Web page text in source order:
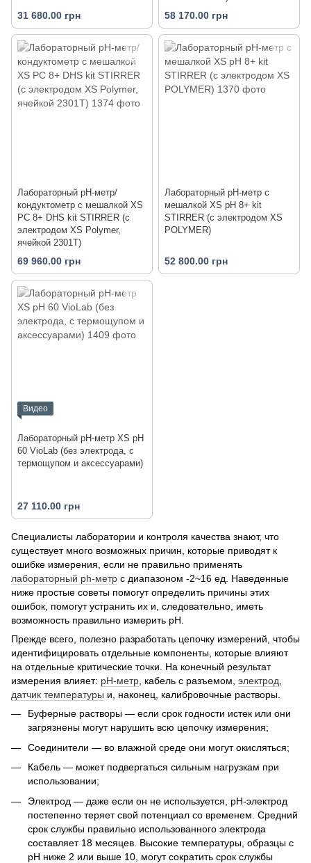
31 680.00 грн 58 170.00 грн
Лабораторный pH-метр/
кондуктометр с мешалкой XS
PC 8+ DHS kit STIRRER (с
электродом XS Polymer,
ячейкой 2301T)
69 960.00 грн
Лабораторный pH-метр с
мешалкой XS pH 8+ kit
STIRRER (с электродом XS
POLYMER)
52 800.00 грн
Видео
Лабораторный pH-метр XS pH
60 VioLab (без электрода, с
термощупом и аксессуарами)
27 110.00 грн
Специалисты лаборатории и контроля качества знают, что
существует много возможных причин, которые приводят к
ошибке измерения, если не правильно применять
лабораторный ph-метр с диапазоном -2~16 ед. Наведенные
ниже простые советы помогут определить причины этих
ошибок, помогут устранить их и, следовательно, иметь
возможность правильно измерить рН.
Прежде всего, полезно разработать цепочку измерений, чтобы
идентифицировать отдельные компоненты, которые влияют
на отдельные критические точки. На конечный результат
измерения влияет: pH-метр, кабель с разъемом, электрод,
датчик температуры и, наконец, калибровочные растворы.
Буферные растворы — если срок годности истек или они
загрязнены могут нарушить всю цепочку измерения;
Соединители — во влажной среде они могут окисляться;
Кабель — может подвергаться сильным нагрузкам при
использовании;
Электрод — даже если он не используется, pH-электрод
постепенно теряет свой потенциал со временем. Средний
срок службы правильно использованного электрода
составляет 18 месяцев. Высокие температуры, образцы с
pH ниже 2 или выше 10, могут сократить срок службы